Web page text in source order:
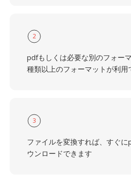
2
pdfもしくは必要な別のフォー
種類以上のフォーマットが利用
3
ファイルを変換すれば、すぐ
ウンロードできます